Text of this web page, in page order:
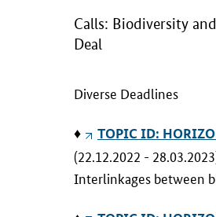
Calls: Biodiversity
Deal
Diverse Deadlines
♦ TOPIC ID:
(22.12.2022 -
Interlinkages between